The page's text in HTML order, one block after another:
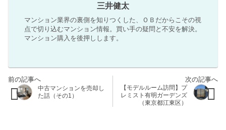
三井健太
マンション業界の裏側を知りつくした、ＯＢだからこその視
点で切り込むマンション情報。買い手の疑問と不安を解決。
マンション購入を後押しします。
中古マンションを売却し
た話（その1）
【モデルルーム訪問】プ
レミスト有明ガーデンズ
（東京都江東区）